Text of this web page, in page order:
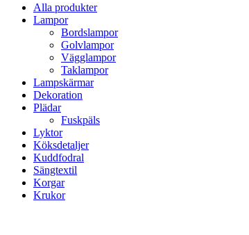
Alla produkter
Lampor
Bordslampor
Golvlampor
Vägglampor
Taklampor
Lampskärmar
Dekoration
Plädar
Fuskpäls
Lyktor
Köksdetaljer
Kuddfodral
Sängtextil
Korgar
Krukor